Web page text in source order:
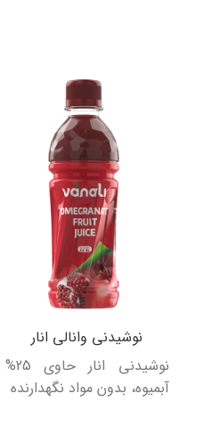
نوشیدنی وانالی انار
نوشیدنی انار حاوی 25%
آبمیوه، بدون مواد نگهدارنده